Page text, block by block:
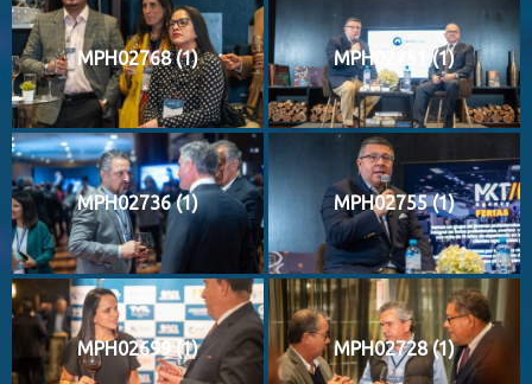
MPH02768 (1) MPH02751 (1)
MPH02736 (1) MPH02755 (1)
MPH02699 (1) MPH02728 (1)